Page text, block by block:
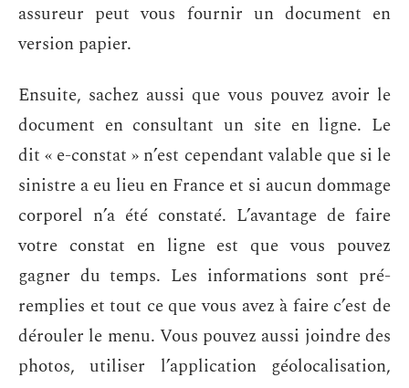
assureur peut vous fournir un document en
version papier.
Ensuite, sachez aussi que vous pouvez avoir le
document en consultant un site en ligne. Le
dit « e-constat » n’est cependant valable que si le
sinistre a eu lieu en France et si aucun dommage
corporel n’a été constaté. L’avantage de faire
votre constat en ligne est que vous pouvez
gagner du temps. Les informations sont pré-
remplies et tout ce que vous avez à faire c’est de
dérouler le menu. Vous pouvez aussi joindre des
photos, utiliser l’application géolocalisation,